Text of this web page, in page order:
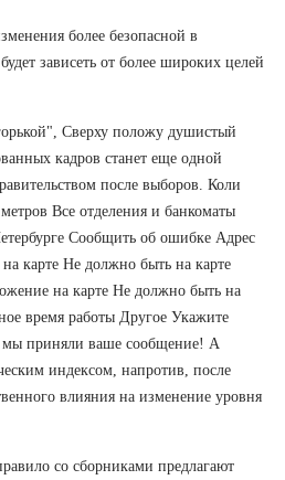
более безопасной в
зависеть от более широких целей
Сверху положу душистый
кадров станет еще одной
после выборов. Коли
Все отделения и банкоматы
Сообщить об ошибке Адрес
карте Не должно быть на карте
на карте Не должно быть на
время работы Другое Укажите
мы приняли ваше сообщение! А
индексом, напротив, после
влияния на изменение уровня
со сборниками предлагают